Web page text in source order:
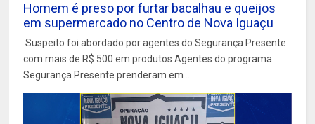
Homem é preso por furtar bacalhau e queijos
em supermercado no Centro de Nova Iguaçu
Suspeito foi abordado por agentes do Segurança Presente
com mais de R$ 500 em produtos Agentes do programa
Segurança Presente prenderam em ...